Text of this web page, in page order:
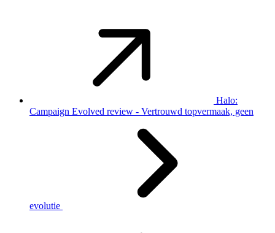
Halo:
Campaign Evolved review - Vertrouwd topvermaak, geen
evolutie